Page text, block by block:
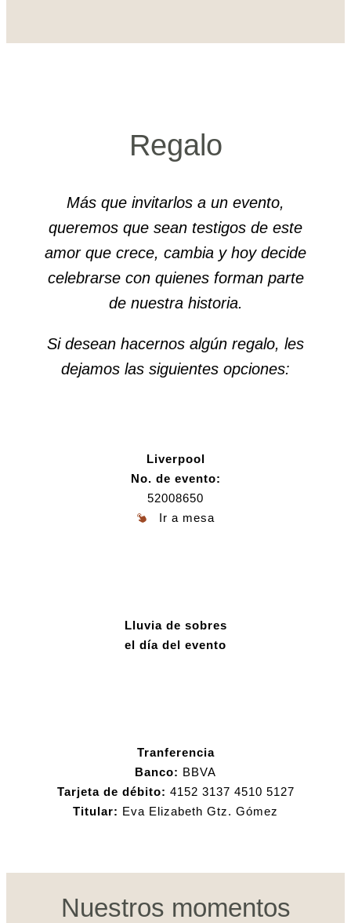
Regalo
Más que invitarlos a un evento,
queremos que sean testigos de este
amor que crece, cambia y hoy decide
celebrarse con quienes forman parte
de nuestra historia.
Si desean hacernos algún regalo, les
dejamos las siguientes opciones:
Liverpool
No. de evento:
52008650
Ir a mesa
Lluvia de sobres
el día del evento
Tranferencia
Banco: BBVA
Tarjeta de débito: 4152 3137 4510 5127
Titular: Eva Elizabeth Gtz. Gómez
Nuestros momentos